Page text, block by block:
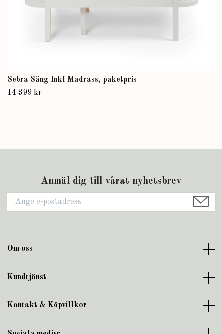
Sebra Säng Inkl Madrass, paketpris
14 399 kr
Anmäl dig till vårat nyhetsbrev
Om oss
Kundtjänst
Kontakt & Köpvillkor